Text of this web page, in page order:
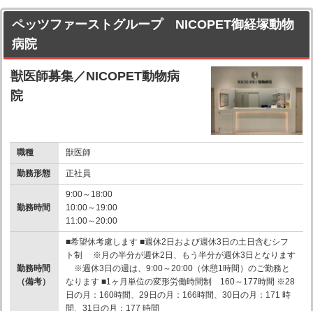
ペッツファーストグループ NICOPET御経塚動物
病院
獣医師募集／NICOPET動物病
院
職種 獣医師
勤務形態 正社員
勤務時間
9:00～18:00
10:00～19:00
11:00～20:00
勤務時間
（備考）
■希望休考慮します ■週休2日および週休3日の土日含むシフ
ト制 ※月の半分が週休2日、もう半分が週休3日となります
※週休3日の週は、9:00～20:00（休憩1時間）のご勤務と
なります ■1ヶ月単位の変形労働時間制 160～177時間 ※28
日の月：160時間、29日の月：166時間、30日の月：171 時
間、31日の月：177 時間